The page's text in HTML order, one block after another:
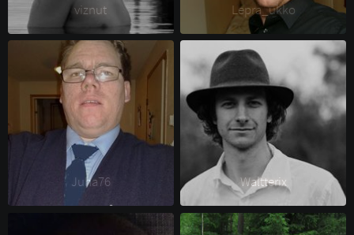
viznut Lepra_ukko
Juha76 Waltterix